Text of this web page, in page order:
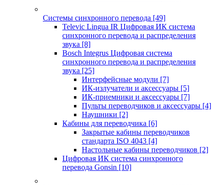
Системы синхронного перевода [49]
Televic Lingua IR Цифровая ИК система
синхронного перевода и распределения
звука [8]
Bosch Integrus Цифровая система
синхронного перевода и распределения
звука [25]
Интерфейсные модули [7]
ИК-излучатели и аксессуары [5]
ИК-приемники и аксессуары [7]
Пульты переводчиков и аксессуары [4]
Наушники [2]
Кабины для переводчика [6]
Закрытые кабины переводчиков
стандарта ISO 4043 [4]
Настольные кабины переводчиков [2]
Цифровая ИК система синхронного
перевода Gonsin [10]